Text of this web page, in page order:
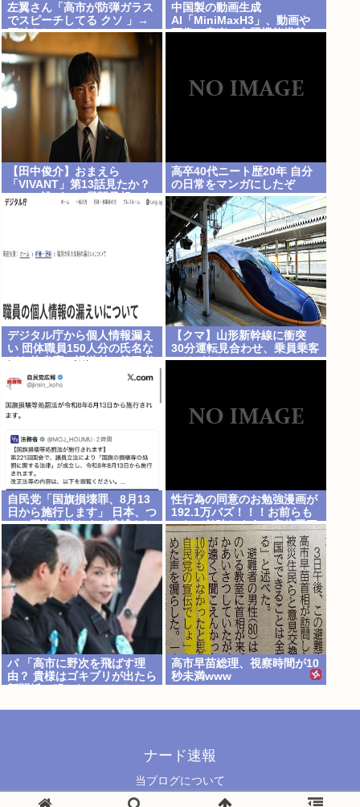
左翼さん「高市が防弾ガラス
でスピーチしてる クソ 」→
石破もしていた
中国製の動画生成
AI「MiniMaxH3」、動画や
画像、音楽の参照機能搭載で
【田中俊介】おまえら
「VIVANT」第13話見たか？
ｗｗｗ誰がこの展開予想でき
高卒40代ニート歴20年 自分
の日常をマンガにしたぞ
デジタル庁から個人情報漏え
い 団体職員150人分の氏名な
どを他省庁へ誤送付、第三者
に転送なし
【クマ】山形新幹線に衝突
30分運転見合わせ、乗員乗客
にけがなし
自民党「国旗損壊罪、8月13
日から施行します」 日本、つ
いに国旗を燃やすと逮捕され
る国へwww
性行為の同意のお勉強漫画が
192.1万バズ！！！お前らも
これで勉強しよう！安倍晋三
パ 「高市に野次を飛ばす理
由？ 貴様はゴキブリが出たら
高市早苗総理、視察時間が10
秒未満www
ナード速報
当ブログについて